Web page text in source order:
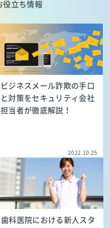
役立ち情報
ビジネスメール詐欺の手口
と対策をセキュリティ会社
担当者が徹底解説！
2022.10.25
歯科医院における新人スタ